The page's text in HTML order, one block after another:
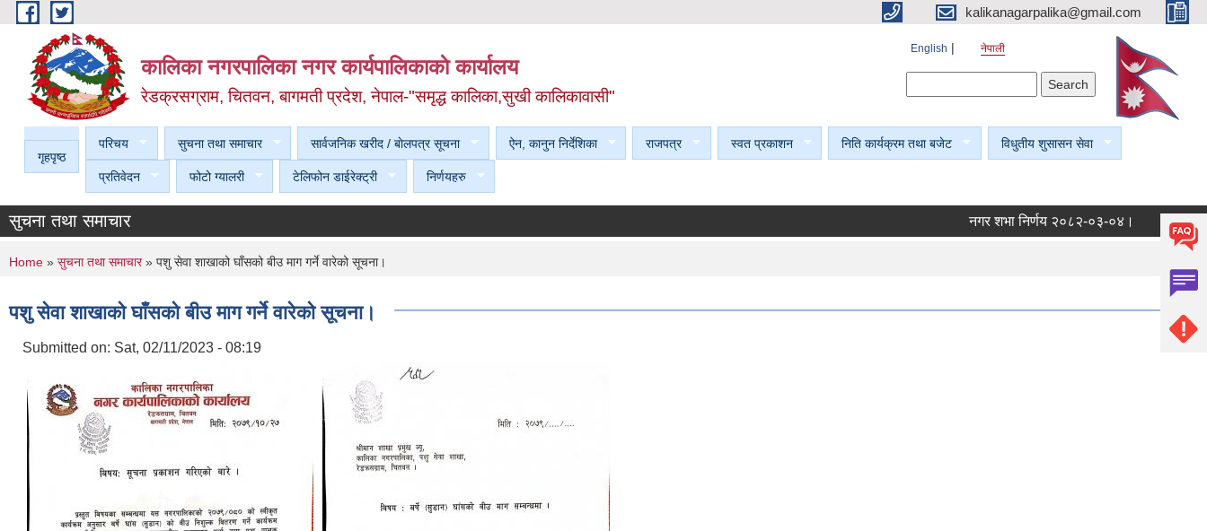
Skip to main content kalikanagarpalika@gmail.com
कालिका नगरपालिका नगर कार्यपालिकाकाे कार्यालय
रेडक्रसग्राम, चितवन, बागमती प्रदेश, नेपाल-"समृद्ध कालिका,सुखी कालिकावासी"
English नेपाली
गृहपृष्ठ
परिचय सुचना तथा समाचार सार्वजनिक खरीद / बाेलपत्र सूचना ऐन, कानुन निर्देशिका राजपत्र स्वत प्रकाशन निति कार्यक्रम तथा बजेट विधुतीय शुसासन सेवा
प्रतिवेदन फोटो ग्यालरी टेलिफोन डाईरेक्ट्री निर्णयहरु
सुचना तथा समाचार नगर शभा निर्णय २०८२-०३-०४। नगर शभा
You are here
Home » सुचना तथा समाचार» पशु सेवा शाखाको घाँसको बीउ माग गर्ने वारेको सूचना।
पशु सेवा शाखाको घाँसको बीउ माग गर्ने वारेको सूचना।
Submitted on: Sat, 02/11/2023 - 08:19